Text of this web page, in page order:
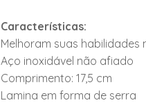
Características:
Melhoram suas habilidades
Aço inoxidável não afiado
Comprimento: 17,5 cm
Lamina em forma de serra